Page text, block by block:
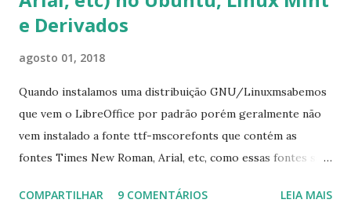
e Derivados
agosto 01, 2018
Quando instalamos uma distribuição GNU/Linuxmsabemos
que vem o LibreOffice por padrão porém geralmente não
vem instalado a fonte ttf-mscorefonts que contém as
fontes Times New Roman, Arial, etc, como essas fontes são
a Associação Brasileira de Normas Técnicas (ABNT), exige
COMPARTILHAR 9 COMENTÁRIOS LEIA MAIS